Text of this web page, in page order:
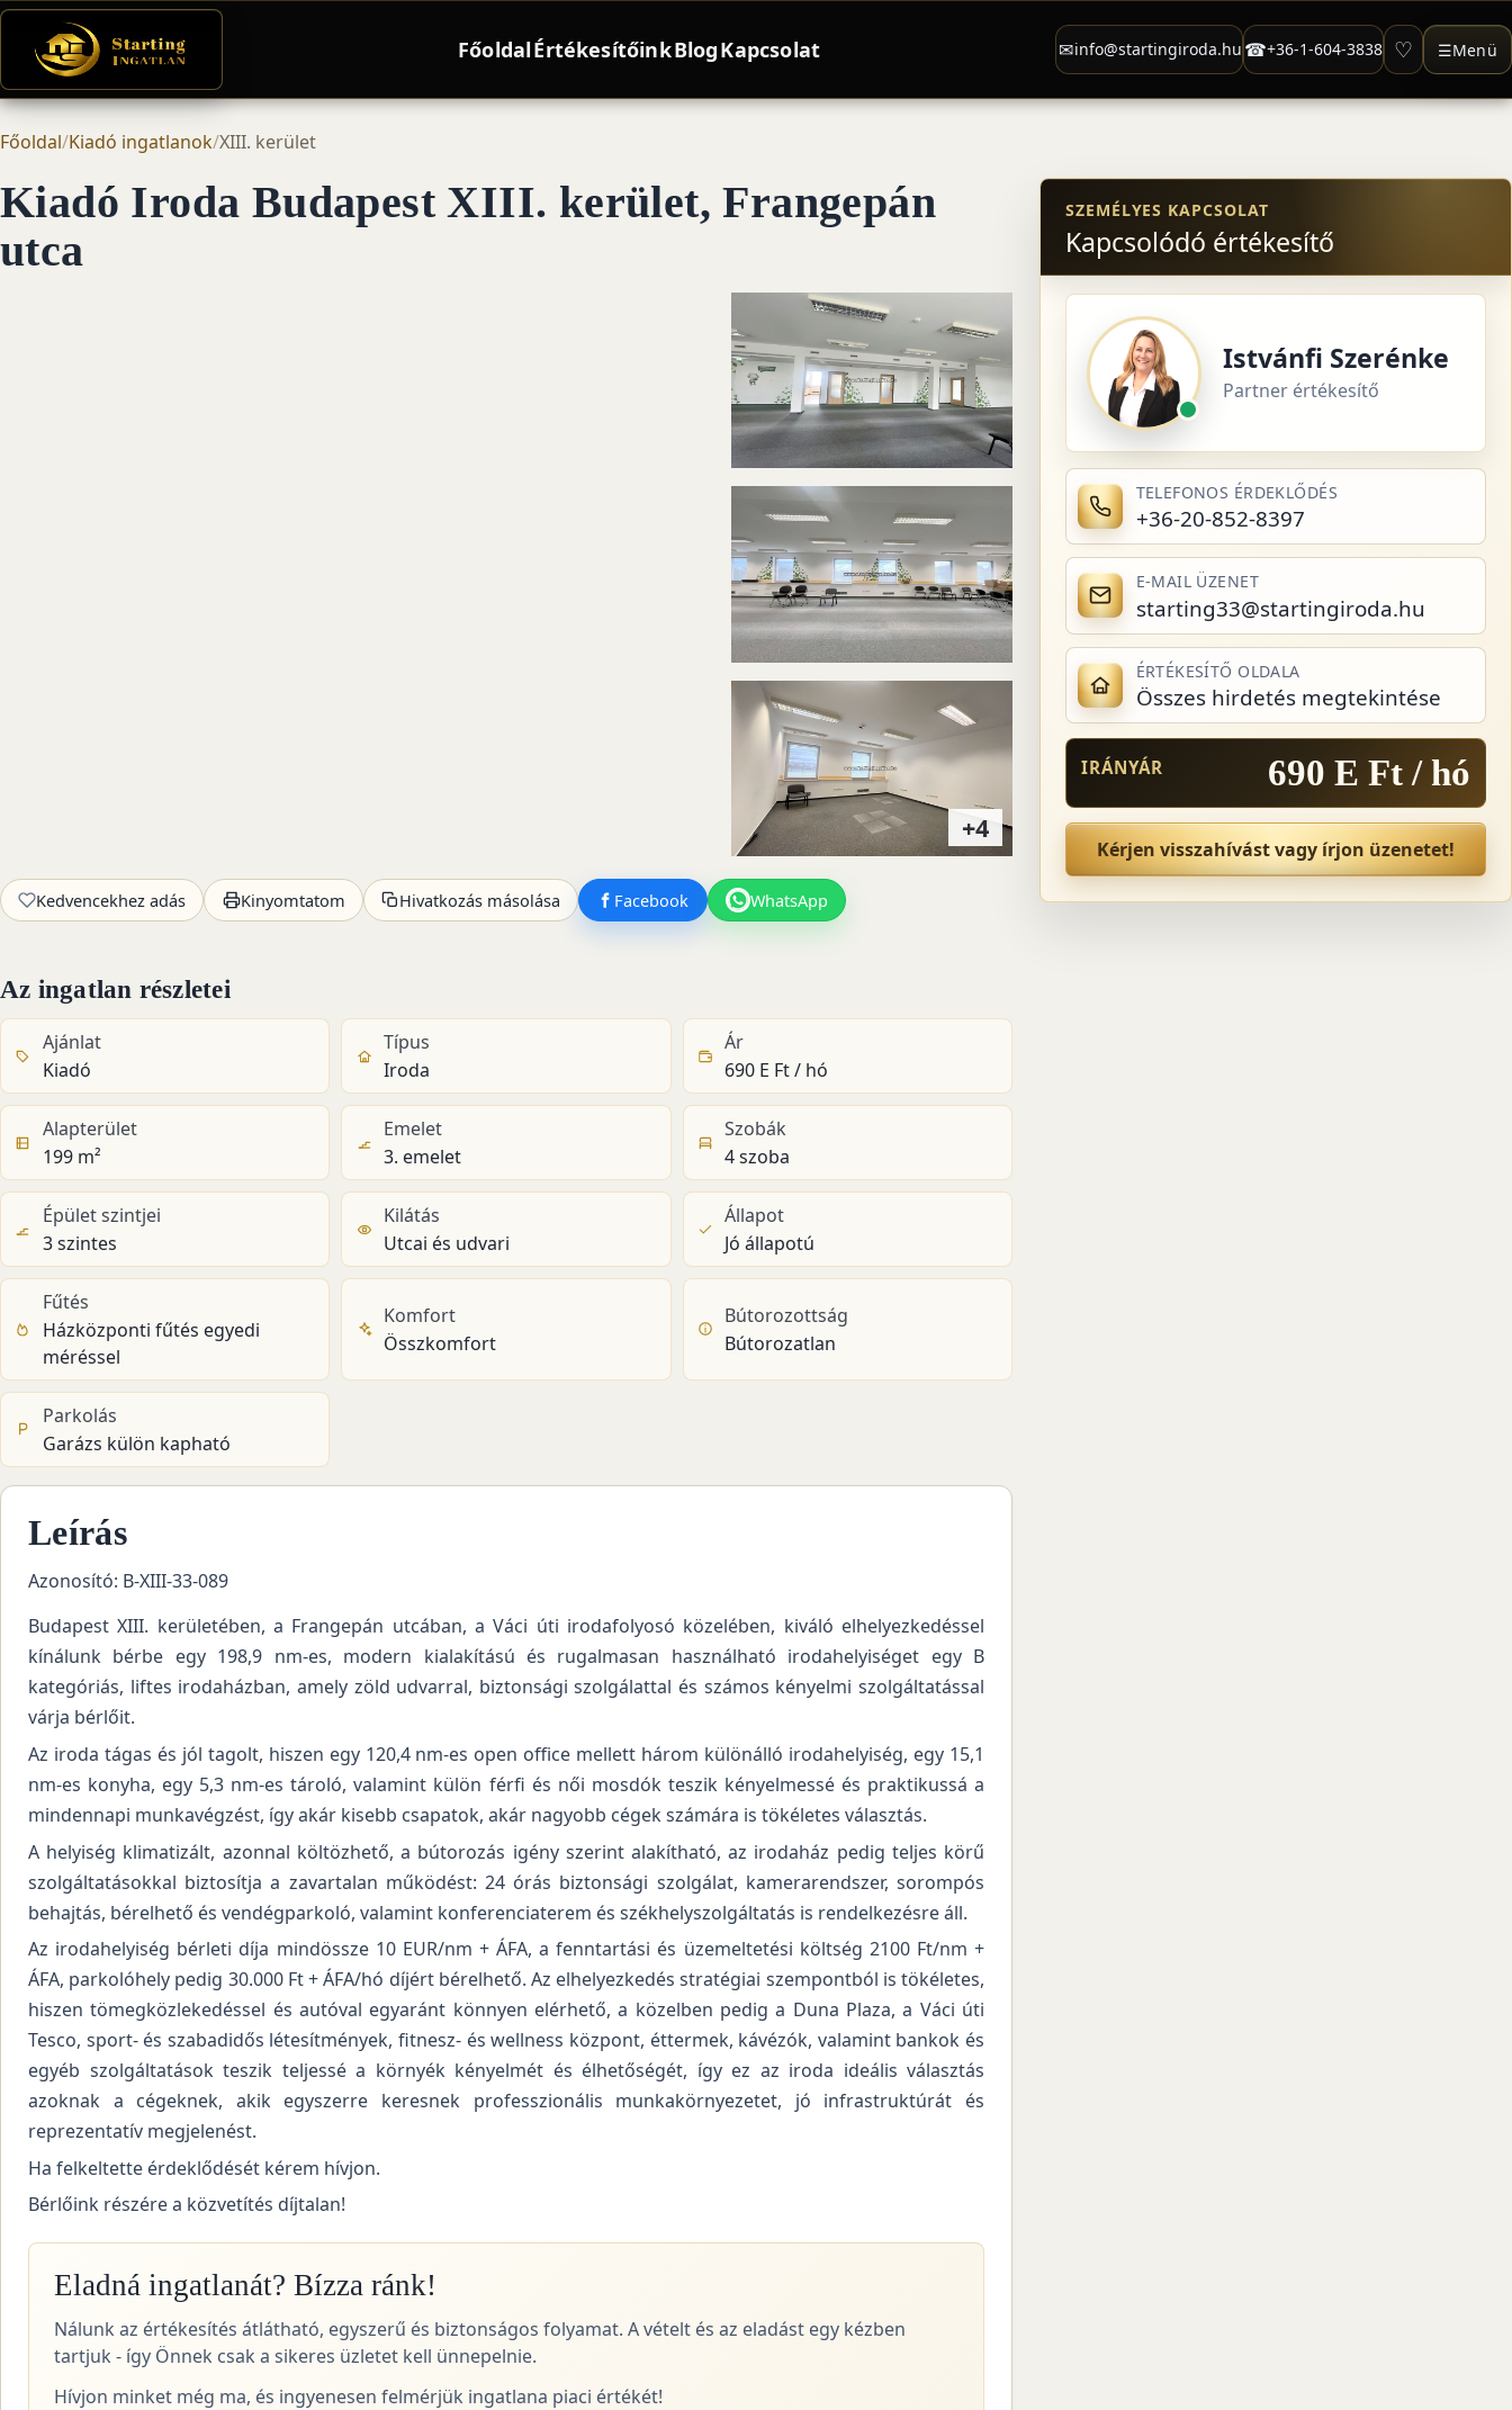
FőoldalÉrtékesítőinkBlogKapcsolat ✉info@startingiroda.hu ☎+36-1-604-3838 ♡ ☰Menü
Főoldal/Kiadó ingatlanok/XIII. kerület
Kiadó Iroda Budapest XIII. kerület, Frangepán
utca
+4
Kedvencekhez adás Kinyomtatom Hivatkozás másolása Facebook WhatsApp
Az ingatlan részletei
Ajánlat
Kiadó
Típus
Iroda
Ár
690 E Ft / hó
Alapterület
199 m²
Emelet
3. emelet
Szobák
4 szoba
Épület szintjei
3 szintes
Kilátás
Utcai és udvari
Állapot
Jó állapotú
Fűtés
Házközponti fűtés egyedi
méréssel
Komfort
Összkomfort
Bútorozottság
Bútorozatlan
Parkolás
Garázs külön kapható
Leírás
Azonosító: B-XIII-33-089
Budapest XIII. kerületében, a Frangepán utcában, a Váci úti irodafolyosó közelében, kiváló elhelyezkedéssel
kínálunk bérbe egy 198,9 nm-es, modern kialakítású és rugalmasan használható irodahelyiséget egy B
kategóriás, liftes irodaházban, amely zöld udvarral, biztonsági szolgálattal és számos kényelmi szolgáltatással
várja bérlőit.
Az iroda tágas és jól tagolt, hiszen egy 120,4 nm-es open office mellett három különálló irodahelyiség, egy 15,1
nm-es konyha, egy 5,3 nm-es tároló, valamint külön férfi és női mosdók teszik kényelmessé és praktikussá a
mindennapi munkavégzést, így akár kisebb csapatok, akár nagyobb cégek számára is tökéletes választás.
A helyiség klimatizált, azonnal költözhető, a bútorozás igény szerint alakítható, az irodaház pedig teljes körű
szolgáltatásokkal biztosítja a zavartalan működést: 24 órás biztonsági szolgálat, kamerarendszer, sorompós
behajtás, bérelhető és vendégparkoló, valamint konferenciaterem és székhelyszolgáltatás is rendelkezésre áll.
Az irodahelyiség bérleti díja mindössze 10 EUR/nm + ÁFA, a fenntartási és üzemeltetési költség 2100 Ft/nm +
ÁFA, parkolóhely pedig 30.000 Ft + ÁFA/hó díjért bérelhető. Az elhelyezkedés stratégiai szempontból is tökéletes,
hiszen tömegközlekedéssel és autóval egyaránt könnyen elérhető, a közelben pedig a Duna Plaza, a Váci úti
Tesco, sport- és szabadidős létesítmények, fitnesz- és wellness központ, éttermek, kávézók, valamint bankok és
egyéb szolgáltatások teszik teljessé a környék kényelmét és élhetőségét, így ez az iroda ideális választás
azoknak a cégeknek, akik egyszerre keresnek professzionális munkakörnyezetet, jó infrastruktúrát és
reprezentatív megjelenést.
Ha felkeltette érdeklődését kérem hívjon.
Bérlőink részére a közvetítés díjtalan!
Eladná ingatlanát? Bízza ránk!
Nálunk az értékesítés átlátható, egyszerű és biztonságos folyamat. A vételt és az eladást egy kézben
tartjuk - így Önnek csak a sikeres üzletet kell ünnepelnie.
Hívjon minket még ma, és ingyenesen felmérjük ingatlana piaci értékét!
SZEMÉLYES KAPCSOLAT
Kapcsolódó értékesítő
Istvánfi Szerénke
Partner értékesítő
TELEFONOS ÉRDEKLŐDÉS
+36-20-852-8397
E-MAIL ÜZENET
starting33@startingiroda.hu
ÉRTÉKESÍTŐ OLDALA
Összes hirdetés megtekintése
IRÁNYÁR 690 E Ft / hó
Kérjen visszahívást vagy írjon üzenetet!